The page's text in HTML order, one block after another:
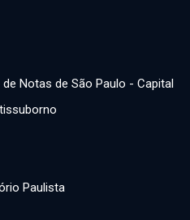
Notas de São Paulo - Capital
Paulista